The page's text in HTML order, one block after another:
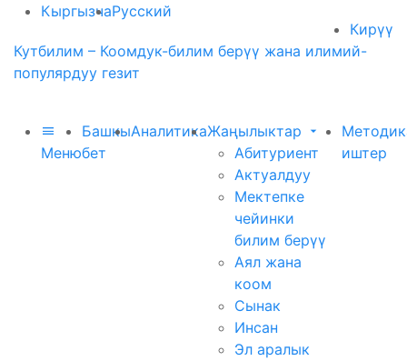
КыргызчаРусский
Кирүү
Кутбилим – Коомдук-билим берүү жана илимий-
популярдуу гезит
Меню
Башкы
бет
АналитикаЖаңылыктар
Абитуриент
Актуалдуу
Мектепке
чейинки
билим берүү
Аял жана
коом
Сынак
Инсан
Эл аралык
иштер